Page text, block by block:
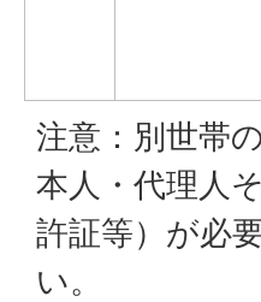
注意：別世帯
本人・代理人
許証等）が必
い。